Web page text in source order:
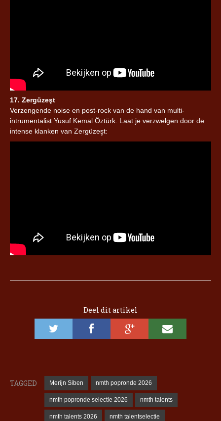
17. Zergüzeşt
Verzengende noise en post-rock van de hand van multi-
intrumentalist Yusuf Kemal Öztürk. Laat je verzwelgen door de
intense klanken van Zergüzeşt:
Deel dit artikel
TAGGED Merijn Siben nmth popronde 2026
nmth popronde selectie 2026 nmth talents
nmth talents 2026 nmth talentselectie